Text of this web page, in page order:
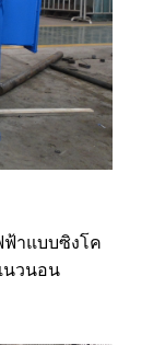
ฟ้าแบบซิงโค
นวนอน